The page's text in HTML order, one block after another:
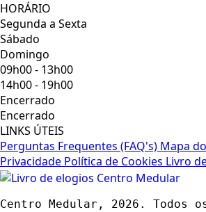
HORÁRIO
Segunda a Sexta
Sábado
Domingo
09h00 - 13h00
14h00 - 19h00
Encerrado
Encerrado
LINKS ÚTEIS
Perguntas Frequentes (FAQ's) Mapa
Privacidade Política de Cookies Livro
Centro Medular, 2026. Todos